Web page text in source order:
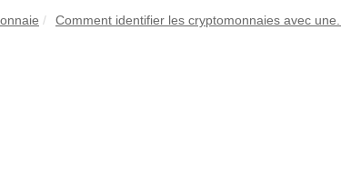
Comment identifier les cryptomonnaies avec une...